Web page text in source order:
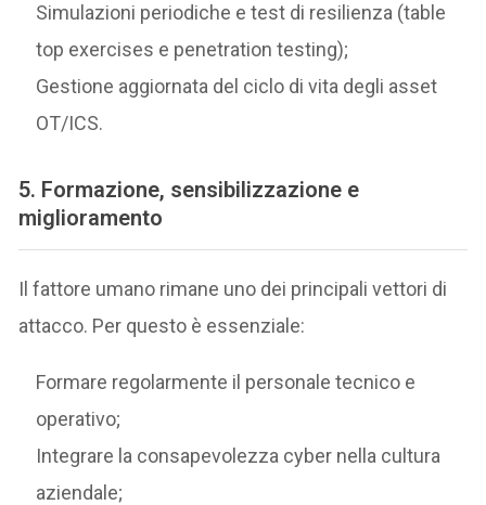
Simulazioni periodiche e test di resilienza (table
top exercises e penetration testing);
Gestione aggiornata del ciclo di vita degli asset
OT/ICS.
5. Formazione, sensibilizzazione e
miglioramento
Il fattore umano rimane uno dei principali vettori di
attacco. Per questo è essenziale:
Formare regolarmente il personale tecnico e
operativo;
Integrare la consapevolezza cyber nella cultura
aziendale;